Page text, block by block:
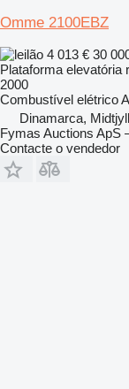
Omme 2100EBZ
4 013 € 30
Plataforma elevatória
2000
Combustível elétrico
Dinamarca,
Fymas Auctions ApS
Contacte o vendedor